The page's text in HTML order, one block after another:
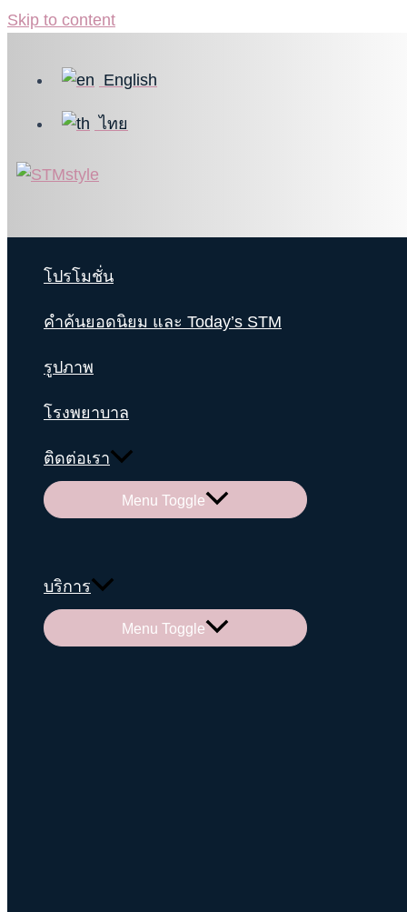
Skip to content
English
ไทย
โปรโมชั่น
คำค้นยอดนิยม และ Today’s STM
รูปภาพ
โรงพยาบาล
ติดต่อเรา
Menu Toggle
บริการ
Menu Toggle